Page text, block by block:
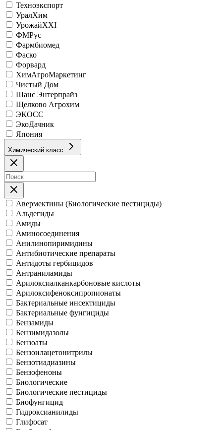
Техноэкспорт
УралХим
УрожайХХI
ФМРус
Фармбиомед
Фаско
Форвард
ХимАгроМаркетинг
Чистый Дом
Шанс Энтерпрайз
Щелково Агрохим
ЭКОСС
ЭкоДачник
Япония
Химический класс
Авермектины (Биологические пестициды)
Альдегиды
Амиды
Аминосоединения
Анилинопиримидины
Антибиотические препараты
Антидоты гербицидов
Антраниламиды
Арилоксиалканкарбоновые кислоты
Арилоксифеноксипропионаты
Бактериальные инсектициды
Бактериальные фунгициды
Бензамиды
Бензимидазолы
Бензоаты
Бензоилацетонитрилы
Бензотиадиазины
Бензофеноны
Биологические
Биологические пестициды
Биофунгицид
Гидроксианилиды
Глифосат